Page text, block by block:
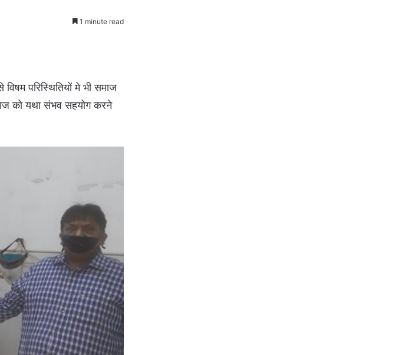
1 minute read
परिस्थितियों मे भी समाज
को यथा संभव सहयोग करने